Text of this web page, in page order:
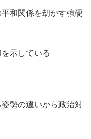
和関係を刧かす強硬
示している
勢の違いから政治対